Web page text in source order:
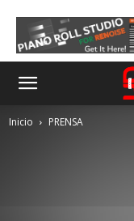
Inicio PRENSA